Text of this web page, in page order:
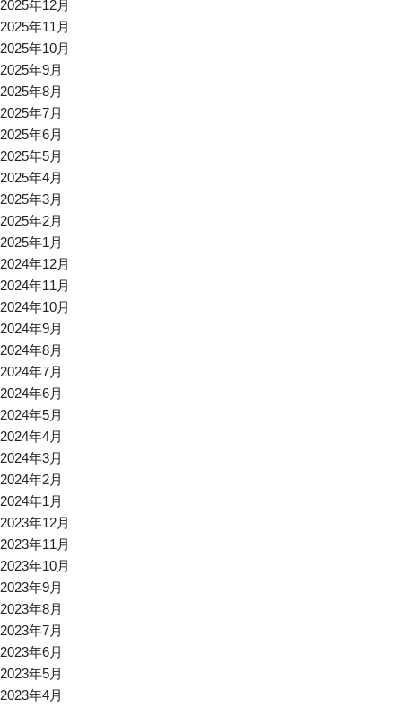
2025年12月
2025年11月
2025年10月
2025年9月
2025年8月
2025年7月
2025年6月
2025年5月
2025年4月
2025年3月
2025年2月
2025年1月
2024年12月
2024年11月
2024年10月
2024年9月
2024年8月
2024年7月
2024年6月
2024年5月
2024年4月
2024年3月
2024年2月
2024年1月
2023年12月
2023年11月
2023年10月
2023年9月
2023年8月
2023年7月
2023年6月
2023年5月
2023年4月